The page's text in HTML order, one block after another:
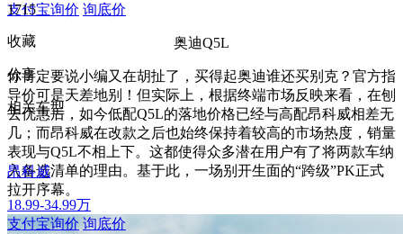
支付宝询价 询底价
奥迪Q5L
你肯定要说小编又在胡扯了，买得起奥迪谁还买别克？官方指
导价可是天差地别！但实际上，根据终端市场反映来看，在刨
去优惠后，如今低配Q5L的落地价格已经与高配昂科威相差无
几；而昂科威在改款之后也始终保持着较高的市场热度，销量
表现与Q5L不相上下。这都使得众多潜在用户有了将两款车纳
入备选清单的理由。基于此，一场别开生面的“跨级”PK正式
拉开序幕。
1715
收藏
分享
相关车型
昂科威
18.99-34.99万
支付宝询价 询底价